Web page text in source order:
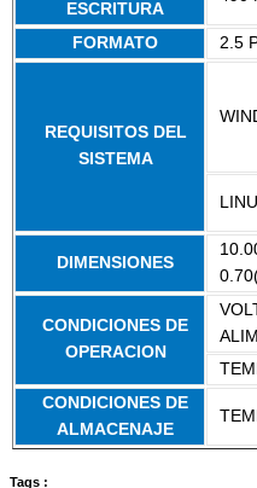
ESCRITURA
FORMATO 2.5
REQUISITOS DEL
SISTEMA
DIMENSIONES
CONDICIONES DE
OPERACION
CONDICIONES DE
ALMACENAJE
Tags :